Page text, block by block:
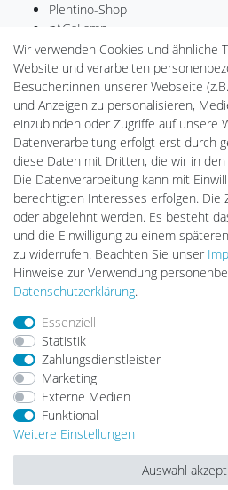
Plentino-Shop
gAGaLamp
Drohnenstore24
Cardanlight-Shop
Batteriespeicher
PlentiSolar
Gebrauchtlicht
Ledkauf
DEYESOLAR
Lightech Connect
CardanLight Europe
FORTIMO LEDs
LED-RETROSHOP
MeinUSB
Impressum
Barrierefreiheitserklärung
Wir verwenden Cookies und ähnliche
Website und verarbeiten
Besucher:innen unserer Webseite
und Anzeigen zu personalisieren,
einzubinden oder Zugriffe auf unsere
Datenverarbeitung erfolgt erst durch
diese Daten mit Dritten, die wir in
Die Datenverarbeitung kann mit
berechtigten Interesses erfolgen. Die
oder abgelehnt werden. Es besteht
und die Einwilligung zu einem
zu widerrufen. Beachten Sie unser
Hinweise zur Verwendung
Daten­schutz­erklärung.
Essenziell
Statistik
Zahlungsdienstleister
Marketing
Externe Medien
Funktional
Weitere Einstellungen
Auswahl